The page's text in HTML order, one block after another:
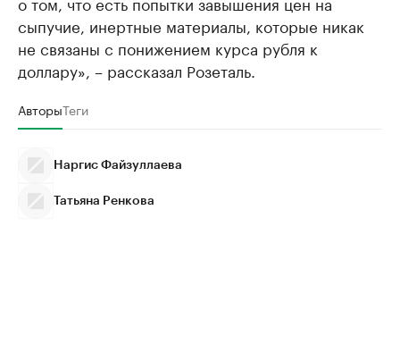
сыпучие, инертные материалы, которые никак
не связаны с понижением курса рубля к
доллару», – рассказал Розеталь.
АвторыТеги
Наргис Файзуллаева
Татьяна Ренкова